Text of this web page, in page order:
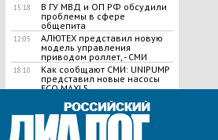
15:18
В ГУ МВД и ОП РФ обсудили
проблемы в сфере
общепита
12:05
АЛЮТЕХ представил новую
модель управления
приводом роллет, - СМИ
18:10
Как сообщают СМИ: UNIPUMP
представил новые насосы
ЕСО MAXI 5
ВСЕ НОВОСТИ »